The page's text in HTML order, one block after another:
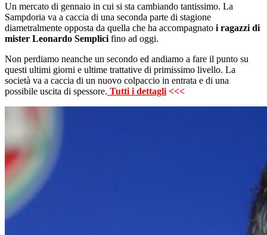
Un mercato di gennaio in cui si sta cambiando tantissimo. La
Sampdoria va a caccia di una seconda parte di stagione
diametralmente opposta da quella che ha accompagnato i ragazzi di
mister Leonardo Semplici fino ad oggi.
Non perdiamo neanche un secondo ed andiamo a fare il punto su
questi ultimi giorni e ultime trattative di primissimo livello. La
società va a caccia di un nuovo colpaccio in entrata e di una
possibile uscita di spessore. Tutti i dettagli <<<